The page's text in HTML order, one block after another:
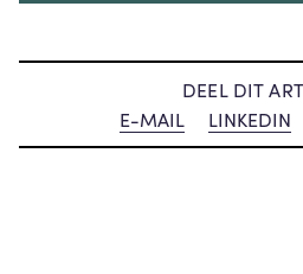
DEEL DIT
E-MAIL
LINKEDIN